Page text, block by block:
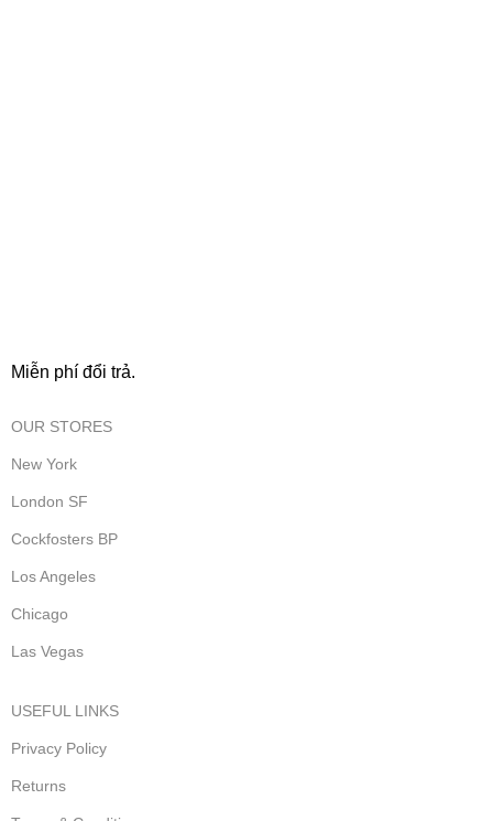
Miễn phí đổi trả.
OUR STORES
New York
London SF
Cockfosters BP
Los Angeles
Chicago
Las Vegas
USEFUL LINKS
Privacy Policy
Returns